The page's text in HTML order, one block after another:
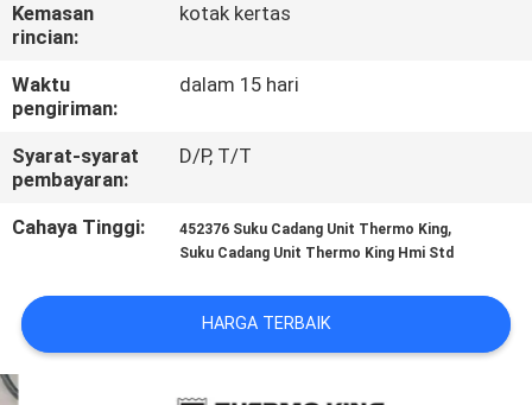
KONTROL
KUALITAS
HUBUNGI
KAMI
KASUS-
KASUS
Kemasan
rincian:
kotak kertas
Waktu
pengiriman:
dalam 15 hari
Syarat-syarat
pembayaran:
D/P, T/T
Cahaya Tinggi: 452376 Suku Cadang Unit Thermo King,
Suku Cadang Unit Thermo King Hmi Std
HARGA TERBAIK